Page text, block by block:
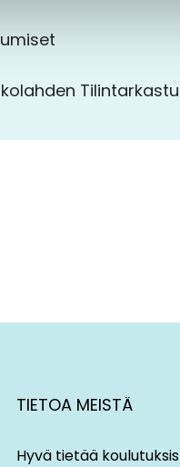
TIETOA MEISTÄ
Hyvä tietää